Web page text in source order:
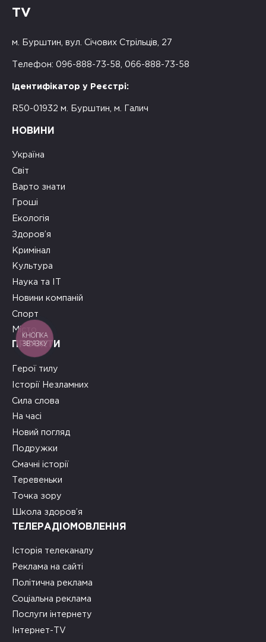
TV
м. Бурштин, вул. Січових Стрільців, 27
Телефон: 096-888-73-58, 066-888-73-58
Ідентифікатор у Реєстрі:
R50-01932 м. Бурштин, м. Галич
НОВИНИ
Україна
Світ
Варто знати
Гроші
Екологія
Здоров’я
Кримінал
Культура
Наука та ІТ
Новини компаній
Спорт
Місто
ПРОЄКТИ
Герої тилу
Історії Незламних
Сила слова
На часі
Новий погляд
Подружки
Смачні історії
Теревеньки
Точка зору
Школа здоров’я
ТЕЛЕРАДІОМОВЛЕННЯ
Історія телеканалу
Реклама на сайті
Політична реклама
Соціальна реклама
Послуги інтернету
Інтернет-TV
КНОПКА
ЗВ'ЯЗКУ